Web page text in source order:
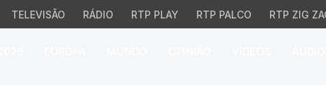
TELEVISÃO RÁDIO RTP PLAY RTP PALCO RTP ZIG